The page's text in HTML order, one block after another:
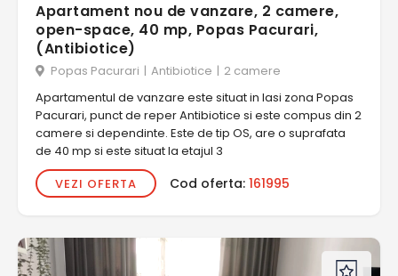
Apartament nou de vanzare, 2 camere,
open-space, 40 mp, Popas Pacurari,
(Antibiotice)
Popas Pacurari | Antibiotice | 2 camere
Apartamentul de vanzare este situat in Iasi zona Popas
Pacurari, punct de reper Antibiotice si este compus din 2
camere si dependinte. Este de tip OS, are o suprafata
de 40 mp si este situat la etajul 3
VEZI OFERTA
Cod oferta: 161995